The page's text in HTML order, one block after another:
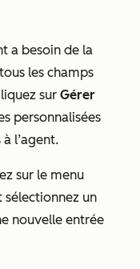
a besoin de la
les champs
sur Gérer
personnalisées
l’agent.
sur le menu
sélectionnez un
nouvelle entrée